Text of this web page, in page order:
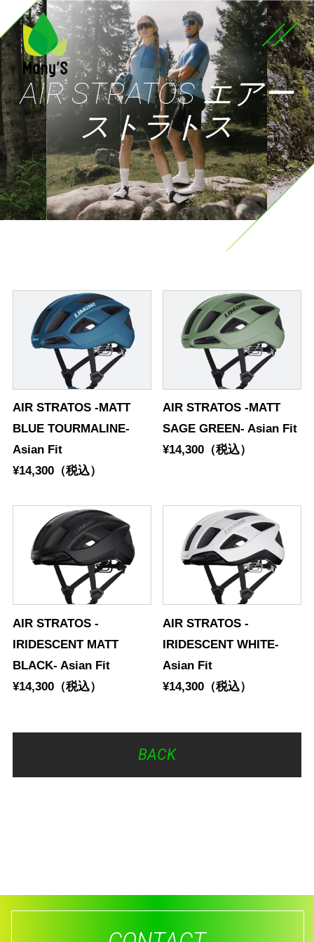
AIR STRATOS エアー
ストラトス
AIR STRATOS -MATT
BLUE TOURMALINE-
Asian Fit
¥14,300（税込）
AIR STRATOS -MATT
SAGE GREEN- Asian Fit
¥14,300（税込）
AIR STRATOS -
IRIDESCENT MATT
BLACK- Asian Fit
¥14,300（税込）
AIR STRATOS -
IRIDESCENT WHITE-
Asian Fit
¥14,300（税込）
BACK